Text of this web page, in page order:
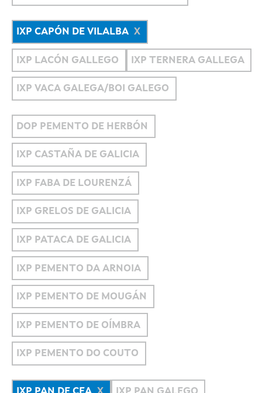
IXP CAPÓN DE VILALBA
IXP LACÓN GALLEGO IXP TERNERA GALLEGA
IXP VACA GALEGA/BOI GALEGO
DOP PEMENTO DE HERBÓN
IXP CASTAÑA DE GALICIA
IXP FABA DE LOURENZÁ
IXP GRELOS DE GALICIA
IXP PATACA DE GALICIA
IXP PEMENTO DA ARNOIA
IXP PEMENTO DE MOUGÁN
IXP PEMENTO DE OÍMBRA
IXP PEMENTO DO COUTO